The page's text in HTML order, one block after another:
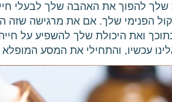
שלך להפוך את האהבה שלך לבעלי
הפנימי שלך. אם את מרגישה שזה
ואת היכולת שלך להשפיע על
עכשיו, והתחילי את המסע